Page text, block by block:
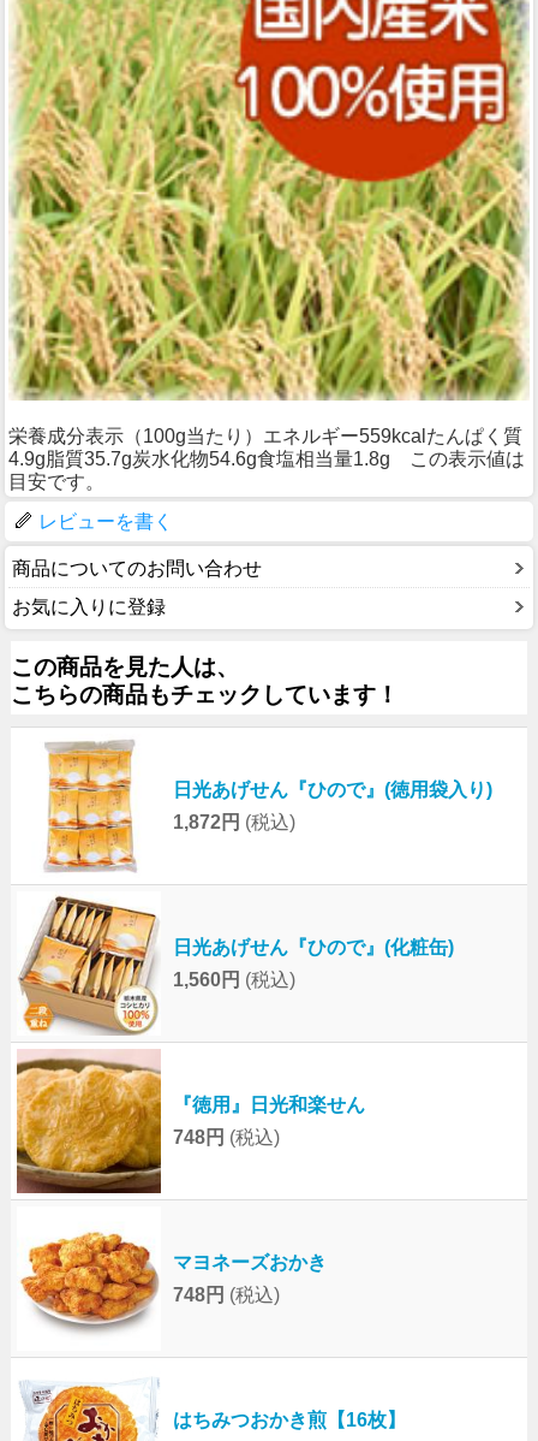
栄養成分表示（100g当たり）エネルギー559kcalたんぱく質
4.9g脂質35.7g炭水化物54.6g食塩相当量1.8g この表示値は
目安です。
レビューを書く
商品についてのお問い合わせ
お気に入りに登録
この商品を見た人は、
こちらの商品もチェックしています！
日光あげせん『ひので』(徳用袋入り)
1,872円 (税込)
日光あげせん『ひので』(化粧缶)
1,560円 (税込)
『徳用』日光和楽せん
748円 (税込)
マヨネーズおかき
748円 (税込)
はちみつおかき煎【16枚】